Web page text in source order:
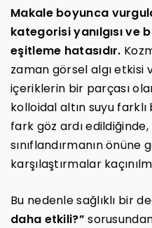
Makale boyunca
kategorisi yanılgısı ve
eşitleme hatasıdır.
zaman görsel algı etkisi
içeriklerin bir parçası
kolloidal altın suyu farklı
fark göz ardı
sınıflandırmanın önüne
karşılaştırmalar
Bu nedenle sağlıklı bir
daha etkili?”